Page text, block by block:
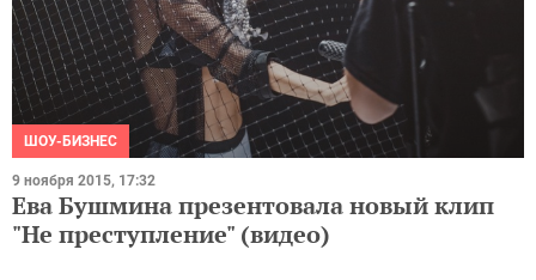
ШОУ-БИЗНЕС
9 ноября 2015, 17:32
Ева Бушмина презентовала новый клип
"Не преступление" (видео)